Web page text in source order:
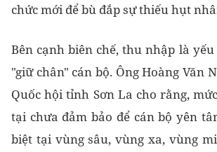
chức mới để bù đắp sự thiếu hụt
Bên cạnh biên chế, thu nhập là
"giữ chân" cán bộ. Ông Hoàng Văn
Quốc hội tỉnh Sơn La cho rằng,
tại chưa đảm bảo để cán bộ yên
biệt tại vùng sâu, vùng xa, vùng